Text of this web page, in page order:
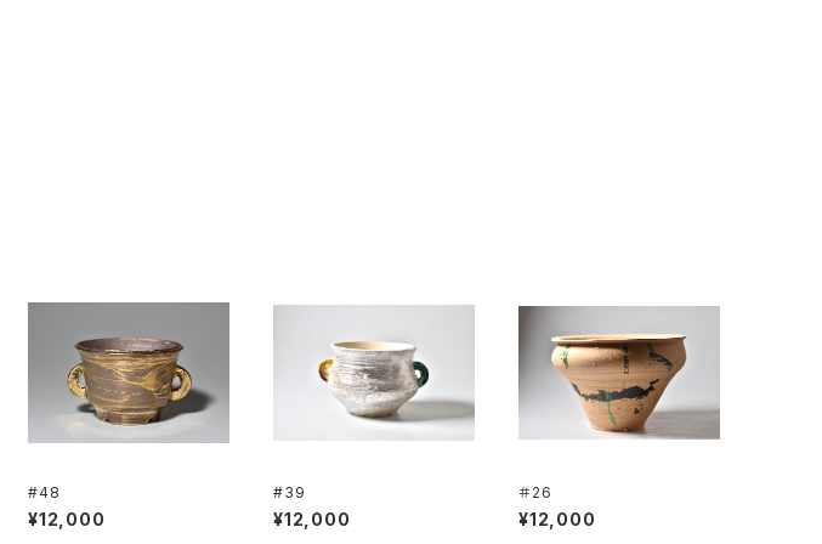
#48
¥12,000
#39
¥12,000
＃26
¥12,000